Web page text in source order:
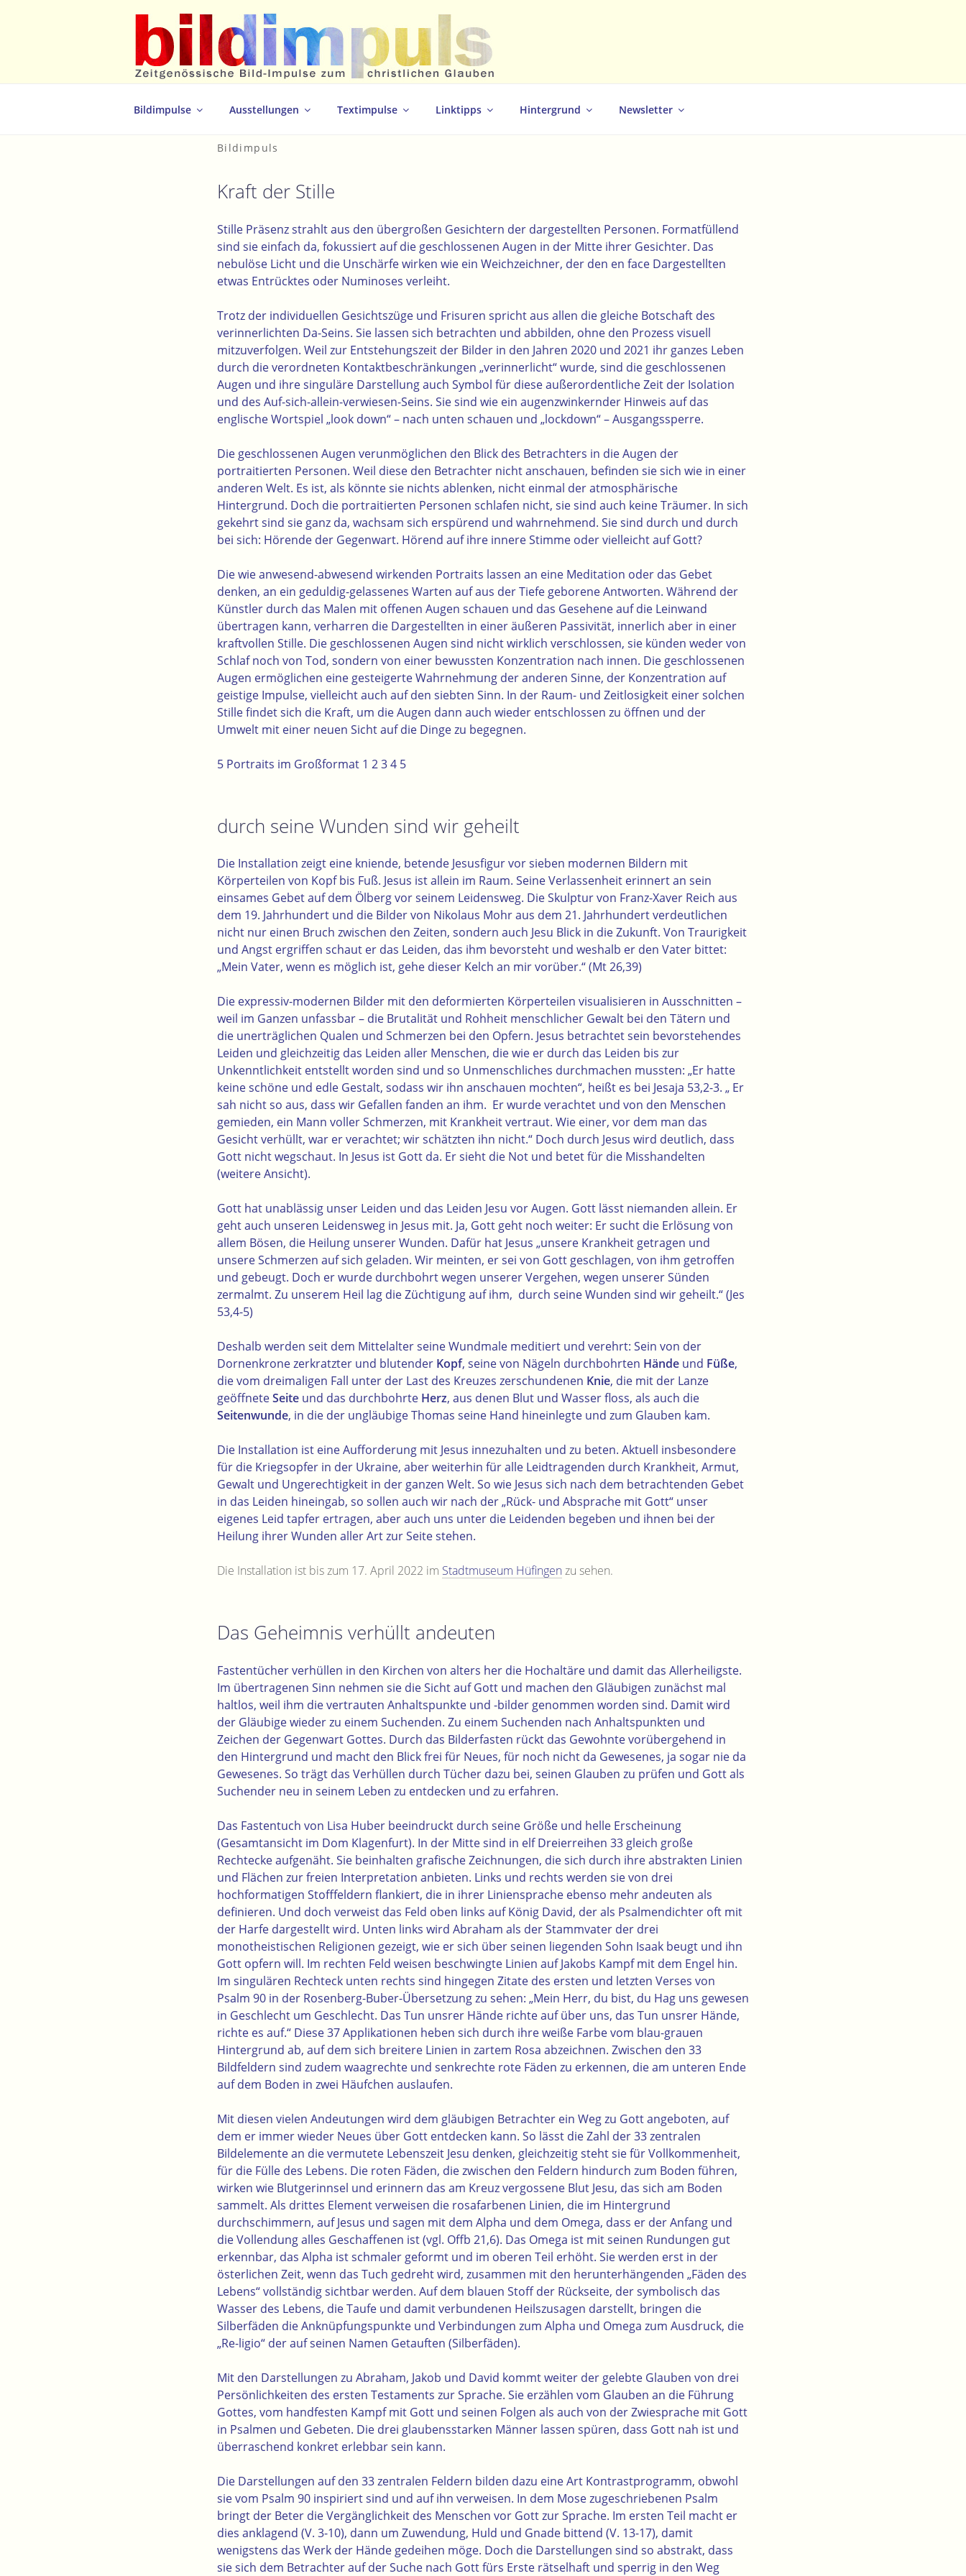
Bildimpulse Ausstellungen Textimpulse Linktipps Hintergrund Newsletter
Bildimpuls
Kraft der Stille
Stille Präsenz strahlt aus den übergroßen Gesichtern der dargestellten Personen. Formatfüllend
sind sie einfach da, fokussiert auf die geschlossenen Augen in der Mitte ihrer Gesichter. Das
nebulöse Licht und die Unschärfe wirken wie ein Weichzeichner, der den en face Dargestellten
etwas Entrücktes oder Numinoses verleiht.
Trotz der individuellen Gesichtszüge und Frisuren spricht aus allen die gleiche Botschaft des
verinnerlichten Da-Seins. Sie lassen sich betrachten und abbilden, ohne den Prozess visuell
mitzuverfolgen. Weil zur Entstehungszeit der Bilder in den Jahren 2020 und 2021 ihr ganzes Leben
durch die verordneten Kontaktbeschränkungen „verinnerlicht“ wurde, sind die geschlossenen
Augen und ihre singuläre Darstellung auch Symbol für diese außerordentliche Zeit der Isolation
und des Auf-sich-allein-verwiesen-Seins. Sie sind wie ein augenzwinkernder Hinweis auf das
englische Wortspiel „look down“ – nach unten schauen und „lockdown“ – Ausgangssperre.
Die geschlossenen Augen verunmöglichen den Blick des Betrachters in die Augen der
portraitierten Personen. Weil diese den Betrachter nicht anschauen, befinden sie sich wie in einer
anderen Welt. Es ist, als könnte sie nichts ablenken, nicht einmal der atmosphärische
Hintergrund. Doch die portraitierten Personen schlafen nicht, sie sind auch keine Träumer. In sich
gekehrt sind sie ganz da, wachsam sich erspürend und wahrnehmend. Sie sind durch und durch
bei sich: Hörende der Gegenwart. Hörend auf ihre innere Stimme oder vielleicht auf Gott?
Die wie anwesend-abwesend wirkenden Portraits lassen an eine Meditation oder das Gebet
denken, an ein geduldig-gelassenes Warten auf aus der Tiefe geborene Antworten. Während der
Künstler durch das Malen mit offenen Augen schauen und das Gesehene auf die Leinwand
übertragen kann, verharren die Dargestellten in einer äußeren Passivität, innerlich aber in einer
kraftvollen Stille. Die geschlossenen Augen sind nicht wirklich verschlossen, sie künden weder von
Schlaf noch von Tod, sondern von einer bewussten Konzentration nach innen. Die geschlossenen
Augen ermöglichen eine gesteigerte Wahrnehmung der anderen Sinne, der Konzentration auf
geistige Impulse, vielleicht auch auf den siebten Sinn. In der Raum- und Zeitlosigkeit einer solchen
Stille findet sich die Kraft, um die Augen dann auch wieder entschlossen zu öffnen und der
Umwelt mit einer neuen Sicht auf die Dinge zu begegnen.
5 Portraits im Großformat 1 234 5
durch seine Wunden sind wir geheilt
Die Installation zeigt eine kniende, betende Jesusfigur vor sieben modernen Bildern mit
Körperteilen von Kopf bis Fuß. Jesus ist allein im Raum. Seine Verlassenheit erinnert an sein
einsames Gebet auf dem Ölberg vor seinem Leidensweg. Die Skulptur von Franz-Xaver Reich aus
dem 19. Jahrhundert und die Bilder von Nikolaus Mohr aus dem 21. Jahrhundert verdeutlichen
nicht nur einen Bruch zwischen den Zeiten, sondern auch Jesu Blick in die Zukunft. Von Traurigkeit
und Angst ergriffen schaut er das Leiden, das ihm bevorsteht und weshalb er den Vater bittet:
„Mein Vater, wenn es möglich ist, gehe dieser Kelch an mir vorüber.“ (Mt 26,39)
Die expressiv-modernen Bilder mit den deformierten Körperteilen visualisieren in Ausschnitten –
weil im Ganzen unfassbar – die Brutalität und Rohheit menschlicher Gewalt bei den Tätern und
die unerträglichen Qualen und Schmerzen bei den Opfern. Jesus betrachtet sein bevorstehendes
Leiden und gleichzeitig das Leiden aller Menschen, die wie er durch das Leiden bis zur
Unkenntlichkeit entstellt worden sind und so Unmenschliches durchmachen mussten: „Er hatte
keine schöne und edle Gestalt, sodass wir ihn anschauen mochten“, heißt es bei Jesaja 53,2-3. „ Er
sah nicht so aus, dass wir Gefallen fanden an ihm. Er wurde verachtet und von den Menschen
gemieden, ein Mann voller Schmerzen, mit Krankheit vertraut. Wie einer, vor dem man das
Gesicht verhüllt, war er verachtet; wir schätzten ihn nicht.“ Doch durch Jesus wird deutlich, dass
Gott nicht wegschaut. In Jesus ist Gott da. Er sieht die Not und betet für die Misshandelten
(weitere Ansicht).
Gott hat unablässig unser Leiden und das Leiden Jesu vor Augen. Gott lässt niemanden allein. Er
geht auch unseren Leidensweg in Jesus mit. Ja, Gott geht noch weiter: Er sucht die Erlösung von
allem Bösen, die Heilung unserer Wunden. Dafür hat Jesus „unsere Krankheit getragen und
unsere Schmerzen auf sich geladen. Wir meinten, er sei von Gott geschlagen, von ihm getroffen
und gebeugt. Doch er wurde durchbohrt wegen unserer Vergehen, wegen unserer Sünden
zermalmt. Zu unserem Heil lag die Züchtigung auf ihm, durch seine Wunden sind wir geheilt.“ (Jes
53,4-5)
Deshalb werden seit dem Mittelalter seine Wundmale meditiert und verehrt: Sein von der
Dornenkrone zerkratzter und blutender Kopf, seine von Nägeln durchbohrten Hände und Füße,
die vom dreimaligen Fall unter der Last des Kreuzes zerschundenen Knie, die mit der Lanze
geöffneteSeite und das durchbohrte Herz, aus denen Blut und Wasser floss, als auch die
Seitenwunde, in die der ungläubige Thomas seine Hand hineinlegte und zum Glauben kam.
Die Installation ist eine Aufforderung mit Jesus innezuhalten und zu beten. Aktuell insbesondere
für die Kriegsopfer in der Ukraine, aber weiterhin für alle Leidtragenden durch Krankheit, Armut,
Gewalt und Ungerechtigkeit in der ganzen Welt. So wie Jesus sich nach dem betrachtenden Gebet
in das Leiden hineingab, so sollen auch wir nach der „Rück- und Absprache mit Gott“ unser
eigenes Leid tapfer ertragen, aber auch uns unter die Leidenden begeben und ihnen bei der
Heilung ihrer Wunden aller Art zur Seite stehen.
Die Installation ist bis zum 17. April 2022 im Stadtmuseum Hüfingen zu sehen.
Das Geheimnis verhüllt andeuten
Fastentücher verhüllen in den Kirchen von alters her die Hochaltäre und damit das Allerheiligste.
Im übertragenen Sinn nehmen sie die Sicht auf Gott und machen den Gläubigen zunächst mal
haltlos, weil ihm die vertrauten Anhaltspunkte und -bilder genommen worden sind. Damit wird
der Gläubige wieder zu einem Suchenden. Zu einem Suchenden nach Anhaltspunkten und
Zeichen der Gegenwart Gottes. Durch das Bilderfasten rückt das Gewohnte vorübergehend in
den Hintergrund und macht den Blick frei für Neues, für noch nicht da Gewesenes, ja sogar nie da
Gewesenes. So trägt das Verhüllen durch Tücher dazu bei, seinen Glauben zu prüfen und Gott als
Suchender neu in seinem Leben zu entdecken und zu erfahren.
Das Fastentuch von Lisa Huber beeindruckt durch seine Größe und helle Erscheinung
(Gesamtansicht im Dom Klagenfurt). In der Mitte sind in elf Dreierreihen 33 gleich große
Rechtecke aufgenäht. Sie beinhalten grafische Zeichnungen, die sich durch ihre abstrakten Linien
und Flächen zur freien Interpretation anbieten. Links und rechts werden sie von drei
hochformatigen Stofffeldern flankiert, die in ihrer Liniensprache ebenso mehr andeuten als
definieren. Und doch verweist das Feld oben links auf König David, der als Psalmendichter oft mit
der Harfe dargestellt wird. Unten links wird Abraham als der Stammvater der drei
monotheistischen Religionen gezeigt, wie er sich über seinen liegenden Sohn Isaak beugt und ihn
Gott opfern will. Im rechten Feld weisen beschwingte Linien auf Jakobs Kampf mit dem Engel hin.
Im singulären Rechteck unten rechts sind hingegen Zitate des ersten und letzten Verses von
Psalm 90 in der Rosenberg-Buber-Übersetzung zu sehen: „Mein Herr, du bist, du Hag uns gewesen
in Geschlecht um Geschlecht. Das Tun unsrer Hände richte auf über uns, das Tun unsrer Hände,
richte es auf.“ Diese 37 Applikationen heben sich durch ihre weiße Farbe vom blau-grauen
Hintergrund ab, auf dem sich breitere Linien in zartem Rosa abzeichnen. Zwischen den 33
Bildfeldern sind zudem waagrechte und senkrechte rote Fäden zu erkennen, die am unteren Ende
auf dem Boden in zwei Häufchen auslaufen.
Mit diesen vielen Andeutungen wird dem gläubigen Betrachter ein Weg zu Gott angeboten, auf
dem er immer wieder Neues über Gott entdecken kann. So lässt die Zahl der 33 zentralen
Bildelemente an die vermutete Lebenszeit Jesu denken, gleichzeitig steht sie für Vollkommenheit,
für die Fülle des Lebens. Die roten Fäden, die zwischen den Feldern hindurch zum Boden führen,
wirken wie Blutgerinnsel und erinnern das am Kreuz vergossene Blut Jesu, das sich am Boden
sammelt. Als drittes Element verweisen die rosafarbenen Linien, die im Hintergrund
durchschimmern, auf Jesus und sagen mit dem Alpha und dem Omega, dass er der Anfang und
die Vollendung alles Geschaffenen ist (vgl. Offb 21,6). Das Omega ist mit seinen Rundungen gut
erkennbar, das Alpha ist schmaler geformt und im oberen Teil erhöht. Sie werden erst in der
österlichen Zeit, wenn das Tuch gedreht wird, zusammen mit den herunterhängenden „Fäden des
Lebens“ vollständig sichtbar werden. Auf dem blauen Stoff der Rückseite, der symbolisch das
Wasser des Lebens, die Taufe und damit verbundenen Heilszusagen darstellt, bringen die
Silberfäden die Anknüpfungspunkte und Verbindungen zum Alpha und Omega zum Ausdruck, die
„Re-ligio“ der auf seinen Namen Getauften (Silberfäden).
Mit den Darstellungen zu Abraham, Jakob und David kommt weiter der gelebte Glauben von drei
Persönlichkeiten des ersten Testaments zur Sprache. Sie erzählen vom Glauben an die Führung
Gottes, vom handfesten Kampf mit Gott und seinen Folgen als auch von der Zwiesprache mit Gott
in Psalmen und Gebeten. Die drei glaubensstarken Männer lassen spüren, dass Gott nah ist und
überraschend konkret erlebbar sein kann.
Die Darstellungen auf den 33 zentralen Feldern bilden dazu eine Art Kontrastprogramm, obwohl
sie vom Psalm 90 inspiriert sind und auf ihn verweisen. In dem Mose zugeschriebenen Psalm
bringt der Beter die Vergänglichkeit des Menschen vor Gott zur Sprache. Im ersten Teil macht er
dies anklagend (V. 3-10), dann um Zuwendung, Huld und Gnade bittend (V. 13-17), damit
wenigstens das Werk der Hände gedeihen möge. Doch die Darstellungen sind so abstrakt, dass
sie sich dem Betrachter auf der Suche nach Gott fürs Erste rätselhaft und sperrig in den Weg